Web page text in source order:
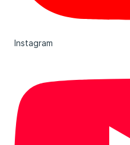
Instagram